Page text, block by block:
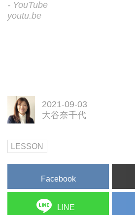
- YouTube
youtu.be
2021-09-03
大谷奈千代
LESSON
Facebook
LINE